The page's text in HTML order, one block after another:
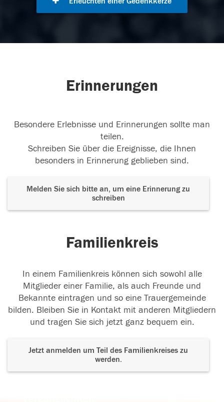
Erinnerungen
Besondere Erlebnisse und Erinnerungen sollte man
teilen.
Schreiben Sie über die Ereignisse, die Ihnen
besonders in Erinnerung geblieben sind.
Melden Sie sich bitte an, um eine Erinnerung zu
schreiben
Familienkreis
In einem Familienkreis können sich sowohl alle
Mitglieder einer Familie, als auch Freunde und
Bekannte eintragen und so eine Trauergemeinde
bilden. Bleiben Sie in Kontakt mit anderen Mitgliedern
und tragen Sie sich jetzt ganz bequem ein.
Jetzt anmelden um Teil des Familienkreises zu
werden.